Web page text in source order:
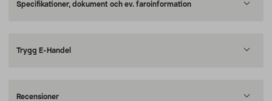
Specifikationer, dokument och ev. faroinformation
Trygg E-Handel
Recensioner